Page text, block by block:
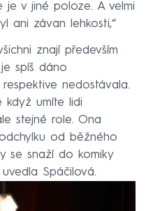
je v jiné poloze. A velmi
ani závan lehkosti,“
znají především
spíš dáno
nedostávala.
když umíte lidi
stejné role. Ona
od běžného
se snaží do komiky
Spáčilová.